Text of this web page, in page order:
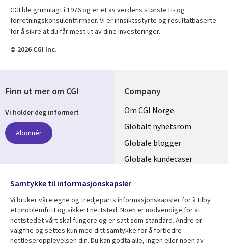
CGI ble grunnlagt i 1976 og er et av verdens største IT- og
forretningskonsulentfirmaer. Vi er innsiktsstyrte og resultatbaserte
for å sikre at du får mest ut av dine investeringer.
© 2026 CGI Inc.
Company
Useful
links
NORWAY
Om CGI Norge
Globalt nyhetsrom
Globale blogger
Globale kundecaser
Finn ut mer om CGI
Vi holder deg informert
Abonnér
følg oss
Social
Media
NORWAY
Samtykke til informasjonskapsler
Vi bruker våre egne og tredjeparts informasjonskapsler for å tilby
et problemfritt og sikkert nettsted. Noen er nødvendige for at
nettstedet vårt skal fungere og er satt som standard. Andre er
valgfrie og settes kun med ditt samtykke for å forbedre
nettleseropplevelsen din. Du kan godta alle, ingen eller noen av